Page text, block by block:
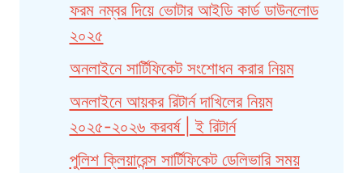
ফরম নম্বর দিয়ে ভোটার আইডি কার্ড ডাউনলোড
২০২৫
অনলাইনে সার্টিফিকেট সংশোধন করার নিয়ম
অনলাইনে আয়কর রিটার্ন দাখিলের নিয়ম
২০২৫-২০২৬ করবর্ষ | ই রিটার্ন
পুলিশ ক্লিয়ারেন্স সার্টিফিকেট ডেলিভারি সময়